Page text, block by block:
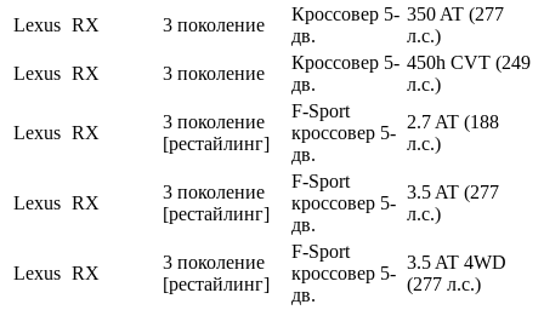
Lexus RX 3 поколение
Кроссовер 5-
дв.
350 AT (277
л.с.)
Lexus RX 3 поколение
Кроссовер 5-
дв.
450h CVT (249
л.с.)
Lexus RX
3 поколение
[рестайлинг]
F-Sport
кроссовер 5-
дв.
2.7 AT (188
л.с.)
Lexus RX
3 поколение
[рестайлинг]
F-Sport
кроссовер 5-
дв.
3.5 AT (277
л.с.)
Lexus RX
3 поколение
[рестайлинг]
F-Sport
кроссовер 5-
дв.
3.5 AT 4WD
(277 л.с.)